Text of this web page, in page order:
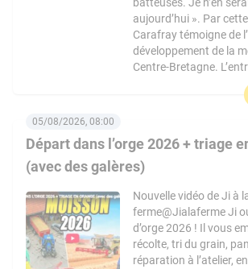
aujourd’hui ». Par
Carafray témoigne de
développement de la
Centre-Bretagne.
Départ dans l’orge 2026 + triage
(avec des galères)
05/08/2026, 08:00
Nouvelle vidéo de Ji à
ferme@Jialaferme Ji
d’orge 2026 ! Il vous
récolte, tri du grain,
réparation à l’atelier,